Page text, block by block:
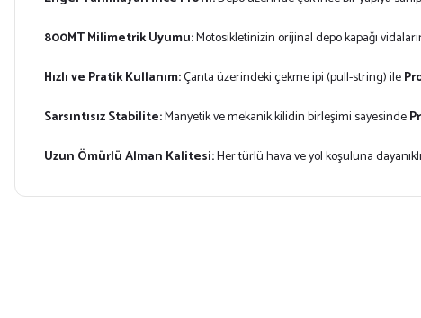
800MT Milimetrik Uyumu:Motosikletinizin orijinal depo kapağı
Hızlı ve Pratik Kullanım:Çanta üzerindeki çekme ipi (pull-string) ile
Sarsıntısız Stabilite:Manyetik ve mekanik kilidin birleşimi sayesinde
Uzun Ömürlü Alman Kalitesi:Her türlü hava ve yol koşuluna dayanıklı